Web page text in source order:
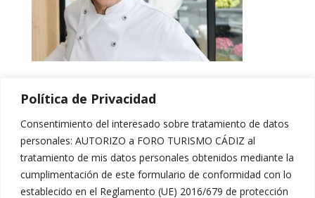
Política de Privacidad
Consentimiento del interesado sobre tratamiento de datos
personales: AUTORIZO a FORO TURISMO CÁDIZ al
tratamiento de mis datos personales obtenidos mediante la
cumplimentación de este formulario de conformidad con lo
establecido en el Reglamento (UE) 2016/679 de protección
[hover_box image=»https://foroturismocadiz.com/wp-
image_hover=»http://themes.muffingroup.com/be/politi
cs/wp-
content/uploads/2014/12/home_politics_join_2.jpg»
link=»http://www.8cadiz.es/»]